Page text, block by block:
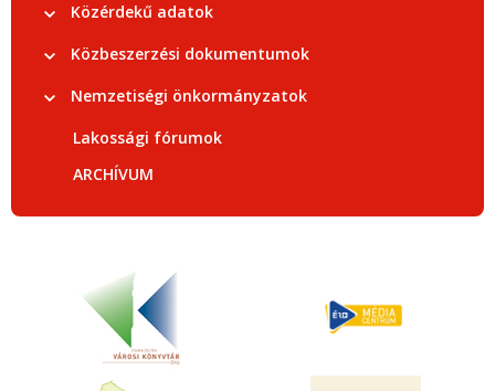
Közérdekű adatok
Közbeszerzési dokumentumok
Nemzetiségi önkormányzatok
Lakossági fórumok
ARCHÍVUM